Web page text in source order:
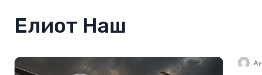
Елиот Наш